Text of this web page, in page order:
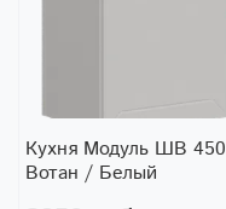
Кухня Модуль ШВ 450
Вотан / Белый